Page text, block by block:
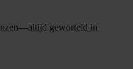
geworteld in